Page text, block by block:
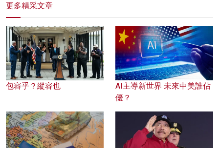
更多精采文章
包容乎？縱容也
AI主導新世界 未來中美誰佔
優？